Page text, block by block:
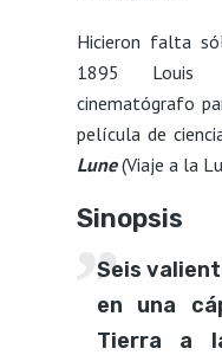
Hicieron falta
1895 Louis
cinematógrafo
película de
Lune(Viaje a la
Sinopsis
Seis
en una
Tierra a